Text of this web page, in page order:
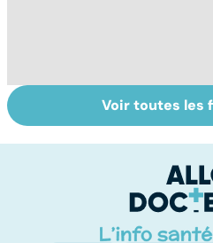
La tuberculose
pulmonaire
Voir toutes les